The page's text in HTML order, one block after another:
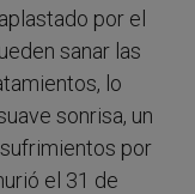
por el
sanar las
lo
sonrisa, un
por
el 31 de